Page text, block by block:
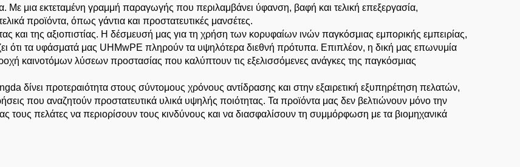
Με μια εκτεταμένη γραμμή παραγωγής που περιλαμβάνει ύφανση, βαφή και τελική επεξεργασία,
προϊόντα, όπως γάντια και προστατευτικές μανσέτες.
και της αξιοπιστίας. Η δέσμευσή μας για τη χρήση των κορυφαίων ινών παγκόσμιας εμπορικής εμπειρίας,
ότι τα υφάσματά μας UHMwPE πληρούν τα υψηλότερα διεθνή πρότυπα. Επιπλέον, η δική μας επωνυμία
καινοτόμων λύσεων προστασίας που καλύπτουν τις εξελισσόμενες ανάγκες της παγκόσμιας
δίνει προτεραιότητα στους σύντομους χρόνους αντίδρασης και στην εξαιρετική εξυπηρέτηση πελατών,
που αναζητούν προστατευτικά υλικά υψηλής ποιότητας. Τα προϊόντα μας δεν βελτιώνουν μόνο την
τους πελάτες να περιορίσουν τους κινδύνους και να διασφαλίσουν τη συμμόρφωση με τα βιομηχανικά